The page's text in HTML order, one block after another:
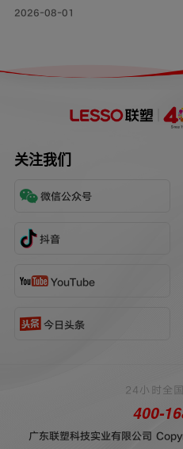
管网改造工程持续落地，老旧
系统的坚实保障。
2026-08-01
关注我们
微信公众号
抖音
YouTube
今日头条
广东联塑科技实业有限公司
24小时全
400-